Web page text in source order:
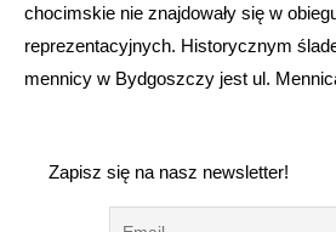
chocimskie nie znajdowały się w
reprezentacyjnych. Historycznym
mennicy w Bydgoszczy jest ul.
Zapisz się na nasz newsletter!